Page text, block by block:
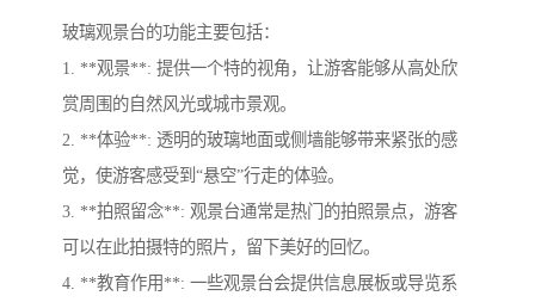
玻璃观景台的功能主要包括：
1. **观景**: 提供一个特的视角，让游客能够从高处欣
赏周围的自然风光或城市景观。
2. **体验**: 透明的玻璃地面或侧墙能够带来紧张的感
觉，使游客感受到“悬空”行走的体验。
3. **拍照留念**: 观景台通常是热门的拍照景点，游客
可以在此拍摄特的照片，留下美好的回忆。
4. **教育作用**: 一些观景台会提供信息展板或导览系